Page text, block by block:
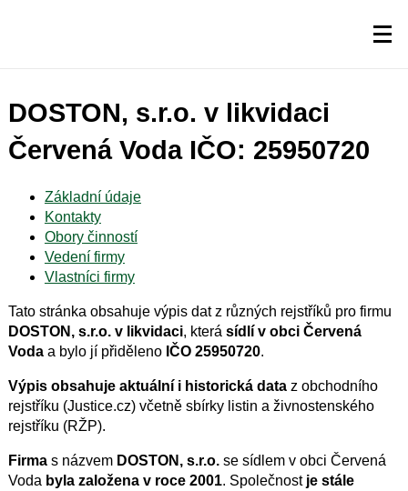
DOSTON, s.r.o. v likvidaci
Červená Voda IČO: 25950720
Základní údaje
Kontakty
Obory činností
Vedení firmy
Vlastníci firmy
Tato stránka obsahuje výpis dat z různých rejstříků pro firmu
DOSTON, s.r.o. v likvidaci, která sídlí v obci Červená
Vodaa bylo jí přiděleno IČO 25950720.
Výpis obsahuje aktuální i historická dataz obchodního
rejstříku (Justice.cz) včetně sbírky listin a živnostenského
rejstříku (RŽP).
Firmas názvem DOSTON, s.r.o.se sídlem v obci Červená
Voda byla založena v roce 2001. Společnost je stále